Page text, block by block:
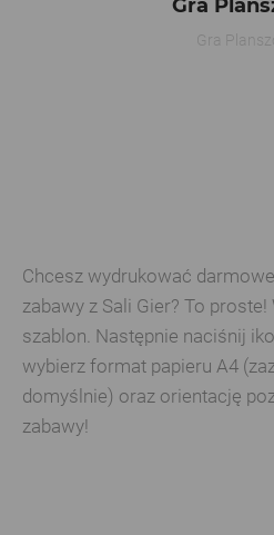
Gra
Gra
Chcesz wydrukować darmowe
zabawy z Sali Gier? To
szablon. Następnie naciśnij
wybierz format papieru A4
domyślnie) oraz orientację
zabawy!